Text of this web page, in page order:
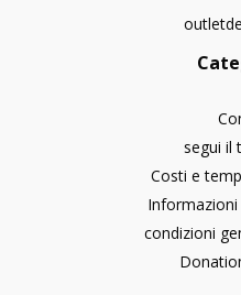
segui il
Costi e
Informazioni
condizioni